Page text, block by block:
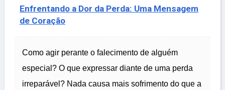
Enfrentando a Dor da Perda: Uma Mensagem
de Coração
Como agir perante o falecimento de alguém
especial? O que expressar diante de uma perda
irreparável? Nada causa mais sofrimento do que a